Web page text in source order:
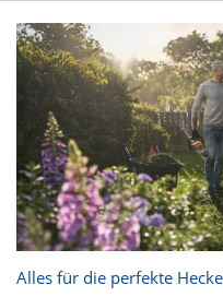
Alles für die perfekte